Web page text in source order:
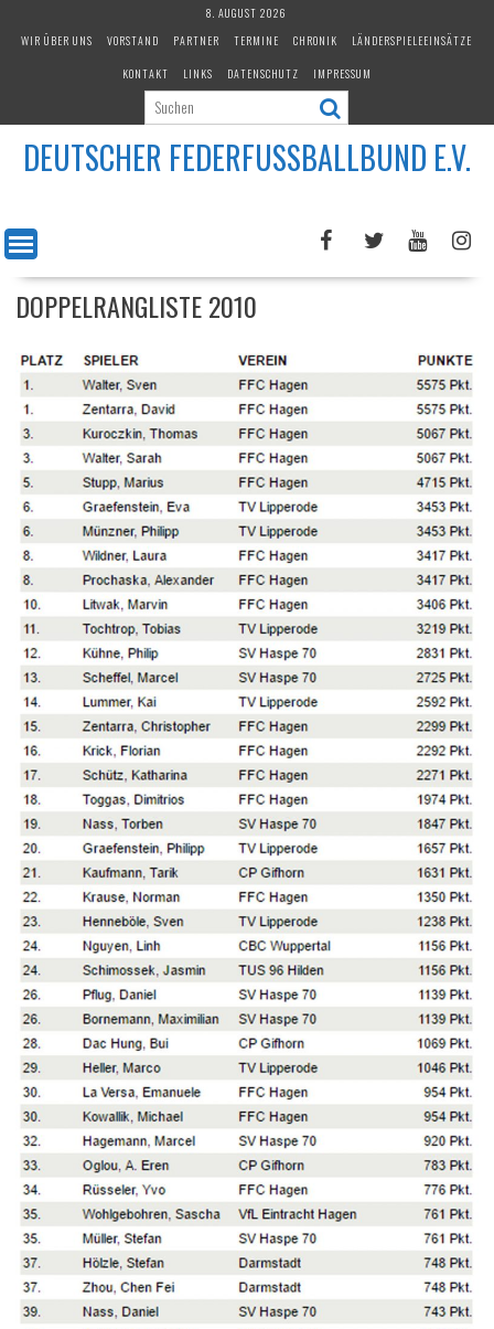
8. AUGUST 2026
WIR ÜBER UNS
VORSTAND PARTNER TERMINE CHRONIK
LÄNDERSPIELEEINSÄTZE
KONTAKT
LINKS DATENSCHUTZ IMPRESSUM
DEUTSCHER FEDERFUSSBALLBUND E.V.
DOPPELRANGLISTE 2010